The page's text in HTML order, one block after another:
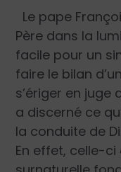
Le pape
Père dans la
facile pour un
faire le bilan
s’ériger en
a discerné ce
la conduite de
En effet, celle-ci